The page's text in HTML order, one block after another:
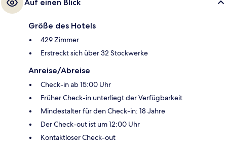
Auf einen Blick
Größe des Hotels
429 Zimmer
Erstreckt sich über 32 Stockwerke
Anreise/Abreise
Check-in ab 15:00 Uhr
Früher Check-in unterliegt der Verfügbarkeit
Mindestalter für den Check-in: 18 Jahre
Der Check-out ist um 12:00 Uhr
Kontaktloser Check-out